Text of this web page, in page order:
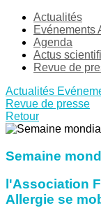
Actualités
Evénements
Agenda
Actus
Revue de
Actualités
Revue de presse
Retour
Semaine
l'Association
Allergie se